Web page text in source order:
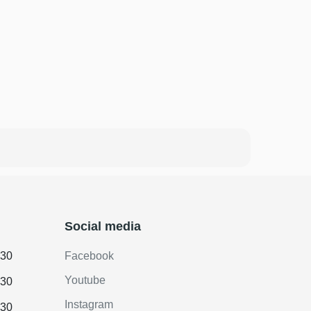
Social media
Facebook
Youtube
Instagram